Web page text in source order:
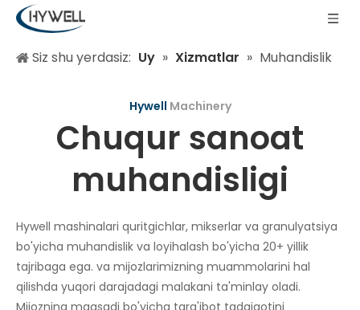
Siz shu yerdasiz: Uy » Xizmatlar » Muhandislik
Hywell Machinery
Chuqur sanoat
muhandisligi
Hywell mashinalari quritgichlar, mikserlar va granulyatsiya
bo'yicha muhandislik va loyihalash bo'yicha 20+ yillik
tajribaga ega. va mijozlarimizning muammolarini hal
qilishda yuqori darajadagi malakani ta'minlay oladi.
Mijozning maqsadi bo'yicha targ'ibot tadqiqotini